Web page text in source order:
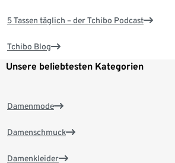
5 Tassen täglich – der Tchibo Podcast
Tchibo Blog
Unsere beliebtesten Kategorien
Damenmode
Damenschmuck
Damenkleider